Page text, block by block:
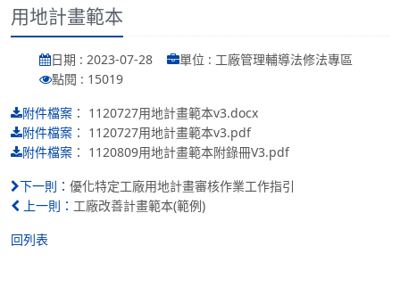
用地計畫範本
日期 : 2023-07-28
單位 : 工廠管理輔導法修法專區
點閱 : 15019
附件檔案 ： 1120727用地計畫範本v3.docx
附件檔案 ： 1120727用地計畫範本v3.pdf
附件檔案 ： 1120809用地計畫範本附錄冊V3.pdf
下一則： 優化特定工廠用地計畫審核作業工作指引
上一則： 工廠改善計畫範本(範例)
回列表